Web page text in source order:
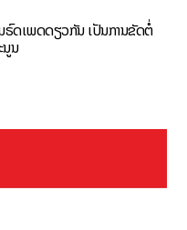
ຣົດເພດດຽວກັນ ເປັນການຂັດຕໍ່
ນູນ